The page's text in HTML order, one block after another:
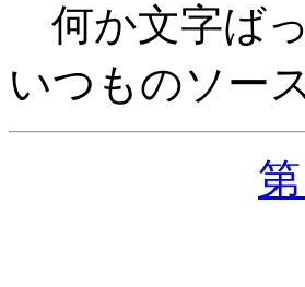
何か文字ば
いつものソー